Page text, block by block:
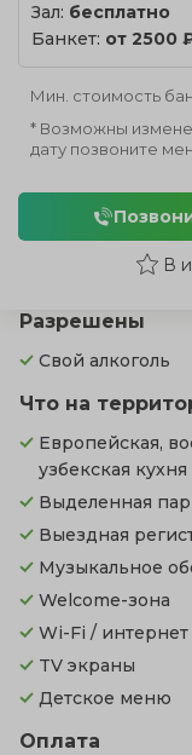
Разрешены
Свой алкоголь
Что на
Европейская,
узбекская кухня
Выделенная
Выездная
Музыкальное
Welcome-зона
Wi-Fi / интернет
TV экраны
Детское меню
Оплата
Зал: бесплатно
Банкет: от 2500
Мин. стоимость
* Возможны
дату позвоните